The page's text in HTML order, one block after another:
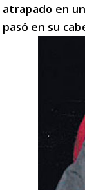
atrapado en
pasó en su